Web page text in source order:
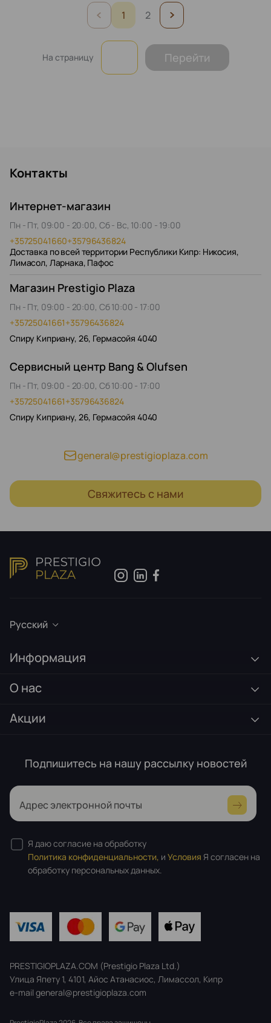
1 2
На страницу Перейти
Контакты
Интернет-магазин
Пн - Пт, 09:00 - 20:00, Сб - Вс, 10:00 - 19:00
+35725041660+35796436824
Доставка по всей территории Республики Кипр: Никосия,
Лимасол, Ларнака, Пафос
Магазин Prestigio Plaza
Пн - Пт, 09:00 - 20:00, Сб 10:00 - 17:00
+35725041661+35796436824
Спиру Киприану, 26, Гермасойя 4040
Сервисный центр Bang & Olufsen
Пн - Пт, 09:00 - 20:00, Сб 10:00 - 17:00
+35725041661+35796436824
Спиру Киприану, 26, Гермасойя 4040
general@prestigioplaza.com
Свяжитесь с нами
Русский
Информация
О нас
Акции
Подпишитесь на нашу рассылку новостей
Адрес электронной почты
Я даю согласие на обработку
Политика конфиденциальности, и Условия Я согласен на
обработку персональных данных.
PRESTIGIOPLAZA.COM (Prestigio Plaza Ltd.)
Улица Япету 1, 4101, Айос Атанасиос, Лимассол, Кипр
e-mail general@prestigioplaza.com